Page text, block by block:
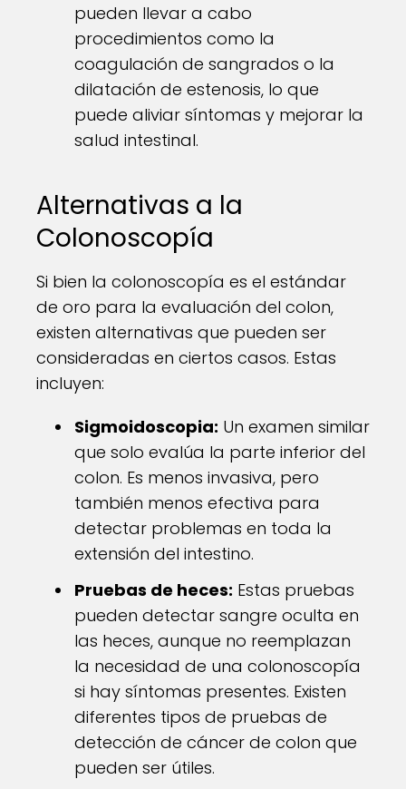
pueden llevar a cabo
procedimientos como la
coagulación de sangrados o la
dilatación de estenosis, lo que
puede aliviar síntomas y mejorar la
salud intestinal.
Alternativas a la
Colonoscopía
Si bien la colonoscopía es el estándar
de oro para la evaluación del colon,
existen alternativas que pueden ser
consideradas en ciertos casos. Estas
incluyen:
Sigmoidoscopia: Un examen similar
que solo evalúa la parte inferior del
colon. Es menos invasiva, pero
también menos efectiva para
detectar problemas en toda la
extensión del intestino.
Pruebas de heces: Estas pruebas
pueden detectar sangre oculta en
las heces, aunque no reemplazan
la necesidad de una colonoscopía
si hay síntomas presentes. Existen
diferentes tipos de pruebas de
detección de cáncer de colon que
pueden ser útiles.